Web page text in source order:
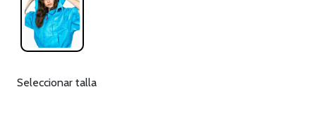
Seleccionar talla